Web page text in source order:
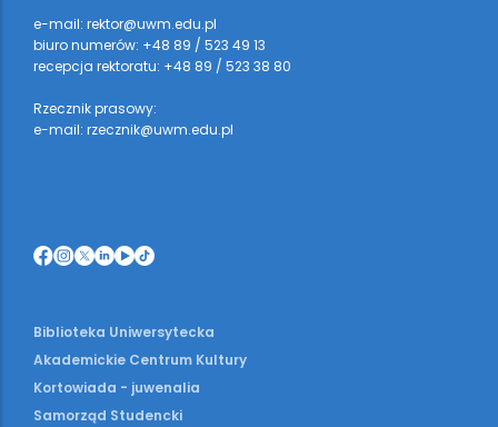
e-mail: rektor@uwm.edu.pl
biuro numerów: +48 89 / 523 49 13
recepcja rektoratu: +48 89 / 523 38 80
Rzecznik prasowy:
e-mail: rzecznik@uwm.edu.pl
Biblioteka Uniwersytecka
Akademickie Centrum Kultury
Kortowiada - juwenalia
Samorząd Studencki